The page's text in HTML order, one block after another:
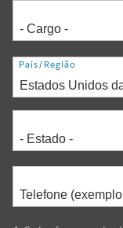
País/Região